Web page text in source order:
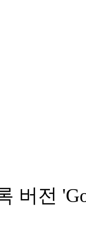
버전